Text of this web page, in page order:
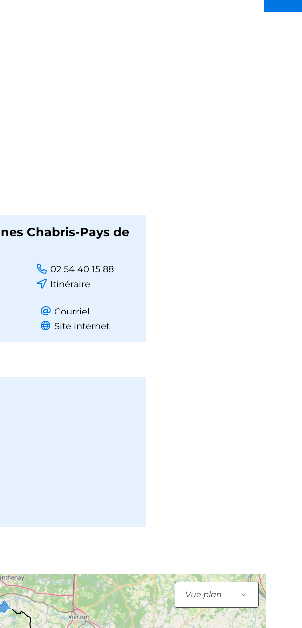
Chabris-Pays de
02 54 40 15 88
Itinéraire
Courriel
Site internet